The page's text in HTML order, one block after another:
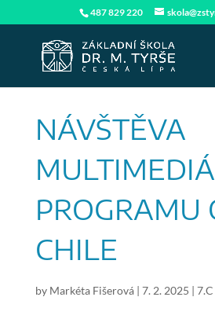
487 829 220
NÁVŠTĚVA
PROGRAMU
CHILE
by Markéta Fišerová| 7. 2. 2025 | 7.C